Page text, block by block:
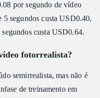
por segundo de vídeo
segundos custa USD0.40,
custa USD0.64.
fotorrealista?
semirrealista, mas não é
de treinamento em